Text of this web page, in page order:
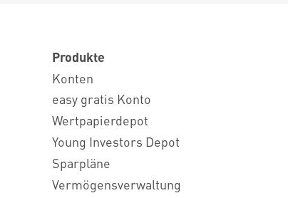
Produkte
Konten
easy gratis Konto
Wertpapierdepot
Young Investors Depot
Sparpläne
Vermögensverwaltung